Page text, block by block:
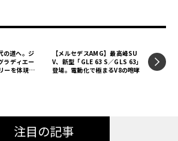
の道へ。ジ
ラディエー
ーを体現す
【メルセデスAMG】最高峰SU
V、新型「GLE 63 S／GLS 63」
登場。電動化で極まるV8の咆哮
注目の記事